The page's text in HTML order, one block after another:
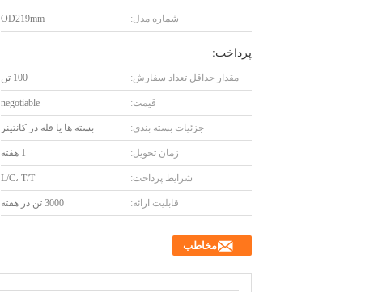
شماره مدل: OD219mm
پرداخت:
مقدار حداقل تعداد سفارش: 100 تن
قیمت: negotiable
جزئیات بسته بندی: بسته ها یا فله در کانتینر
زمان تحویل: 1 هفته
شرایط پرداخت: L/C، T/T
قابلیت ارائه: 3000 تن در هفته
مخاطب